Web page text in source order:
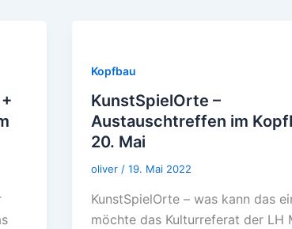
Kopfbau
KunstSpielOrte –
Austauschtreffen im
20. Mai
oliver / 19. Mai 2022
KunstSpielOrte – was kann das
möchte das Kulturreferat der LH